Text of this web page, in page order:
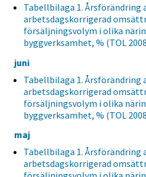
Tabellbilaga 1. Årsförändring
arbetsdagskorrigerad
försäljningsvolym i olika
byggverksamhet, % (TOL
juni
Tabellbilaga 1. Årsförändring
arbetsdagskorrigerad
försäljningsvolym i olika
byggverksamhet, % (TOL
maj
Tabellbilaga 1. Årsförändring
arbetsdagskorrigerad